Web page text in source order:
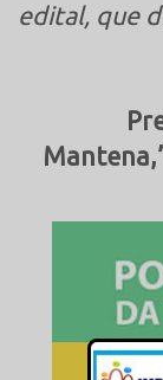
edital, que